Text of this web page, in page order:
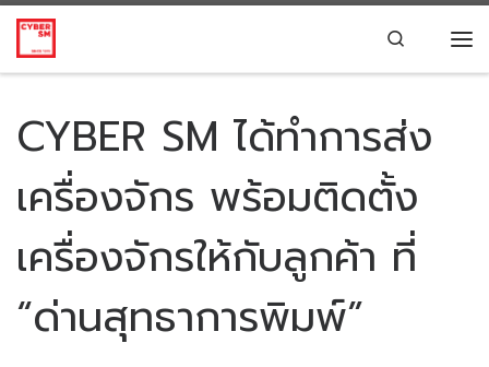
Skip to content Search
CYBER SM ได้ทำการส่ง
เครื่องจักร พร้อมติดตั้ง
เครื่องจักรให้กับลูกค้า ที่
“ด่านสุทธาการพิมพ์”